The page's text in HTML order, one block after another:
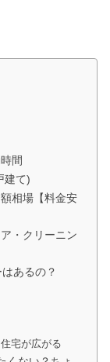
間
建て)
相場【料金安
・クリーニン
あるの？
宅が広がる